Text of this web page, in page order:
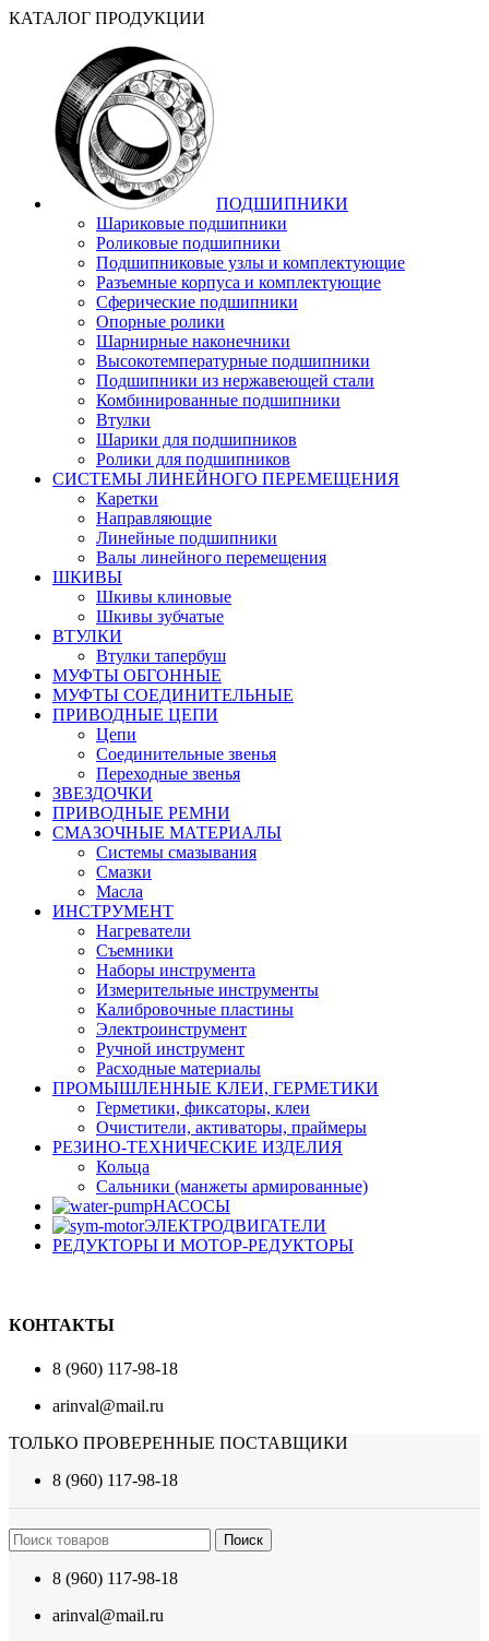
КАТАЛОГ ПРОДУКЦИИ
ПОДШИПНИКИ
Шариковые подшипники
Роликовые подшипники
Подшипниковые узлы и комплектующие
Разъемные корпуса и комплектующие
Сферические подшипники
Опорные ролики
Шарнирные наконечники
Высокотемпературные подшипники
Подшипники из нержавеющей стали
Комбинированные подшипники
Втулки
Шарики для подшипников
Ролики для подшипников
СИСТЕМЫ ЛИНЕЙНОГО ПЕРЕМЕЩЕНИЯ
Каретки
Направляющие
Линейные подшипники
Валы линейного перемещения
ШКИВЫ
Шкивы клиновые
Шкивы зубчатые
ВТУЛКИ
Втулки тапербуш
МУФТЫ ОБГОННЫЕ
МУФТЫ СОЕДИНИТЕЛЬНЫЕ
ПРИВОДНЫЕ ЦЕПИ
Цепи
Соединительные звенья
Переходные звенья
ЗВЕЗДОЧКИ
ПРИВОДНЫЕ РЕМНИ
СМАЗОЧНЫЕ МАТЕРИАЛЫ
Системы смазывания
Смазки
Масла
ИНСТРУМЕНТ
Нагреватели
Съемники
Наборы инструмента
Измерительные инструменты
Калибровочные пластины
Электроинструмент
Ручной инструмент
Расходные материалы
ПРОМЫШЛЕННЫЕ КЛЕИ, ГЕРМЕТИКИ
Герметики, фиксаторы, клеи
Очистители, активаторы, праймеры
РЕЗИНО-ТЕХНИЧЕСКИЕ ИЗДЕЛИЯ
Кольца
Сальники (манжеты армированные)
НАСОСЫ
ЭЛЕКТРОДВИГАТЕЛИ
РЕДУКТОРЫ И МОТОР-РЕДУКТОРЫ
КОНТАКТЫ
8 (960) 117-98-18
arinval@mail.ru
ТОЛЬКО ПРОВЕРЕННЫЕ ПОСТАВЩИКИ
8 (960) 117-98-18
Поиск
8 (960) 117-98-18
arinval@mail.ru